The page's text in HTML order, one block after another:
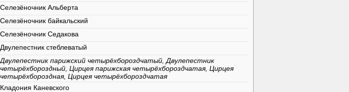
Селезёночник Альберта
Селезёночник байкальский
Селезёночник Седакова
Двулепестник стеблеватый
Двулепестник парижский четырёхбороздчатый, Двулепестник
четырёхбороздный, Цирцея парижская четырёхбороздчатая, Цирцея
четырёхбороздная, Цирцея четырёхбороздчатая
Кладония Каневского